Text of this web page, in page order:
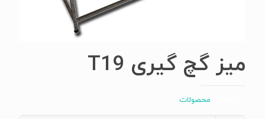
میز گچ گیری T19
محصولات